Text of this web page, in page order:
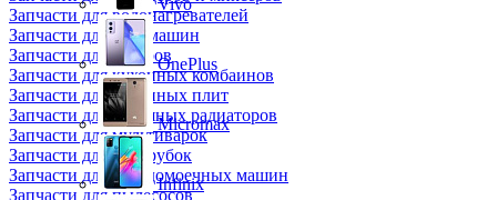
Запчасти для водонагревателей
Запчасти для кофемашин
Запчасти для кулеров
Запчасти для кухонных комбаинов
Запчасти для кухонных плит
Запчасти для масляных радиаторов
Запчасти для мультиварок
Запчасти для мясорубок
Запчасти для посудомоечных машин
Запчасти для пылесосов
Vivo
OnePlus
Micromax
Infinix